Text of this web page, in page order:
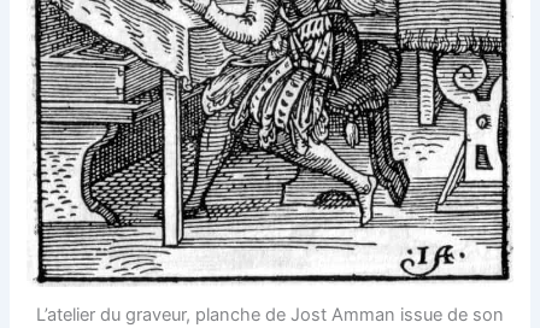
L’atelier du graveur, planche de Jost Amman issue de son